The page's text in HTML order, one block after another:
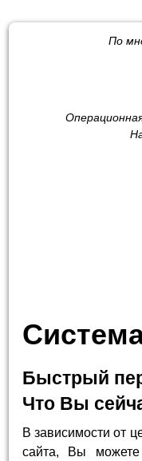
По
Быстрый
Что Вы
В зависимости от
сайта, Вы можете